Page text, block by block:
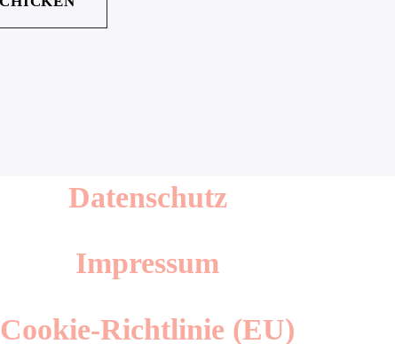
Datenschutz
Impressum
Cookie-Richtlinie (EU)